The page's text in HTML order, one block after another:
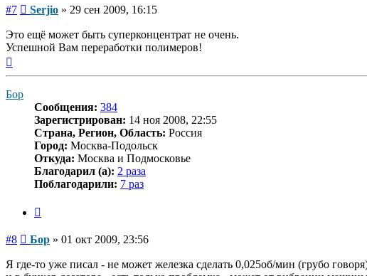
#7 Сообщение
Serjio » 29 сен 2009, 16:15
Это ещё может быть суперконцентрат не очень.
Успешной Вам переработки полимеров!
Бор
Сообщения: 384
Зарегистрирован: 14 ноя 2008, 22:55
Страна, Регион, Область: Россия
Город: Москва-Подольск
Откуда: Москва и Подмосковье
Благодарил (а): 2 раза
Поблагодарили: 7 раз
#8 Сообщение
Бор » 01 окт 2009, 23:56
Я где-то уже писал - не может железка сделать 0,025об/мин (грубо